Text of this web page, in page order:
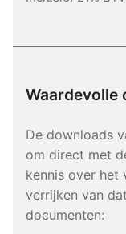
Waardevolle
De downloads
om direct met
kennis over het
verrijken van
documenten: